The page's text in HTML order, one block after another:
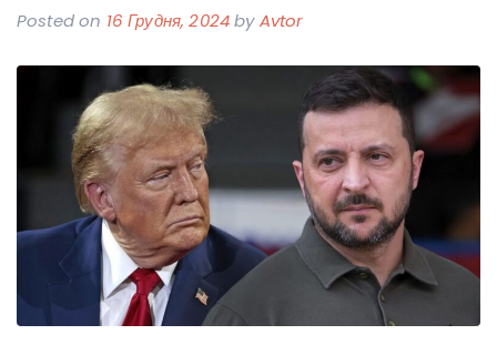
Posted on 16 Грудня, 2024byAvtor